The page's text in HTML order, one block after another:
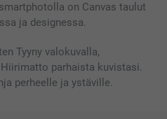
on Canvas taulut
ja designessa.
Tyyny valokuvalla,
parhaista kuvistasi.
perheelle ja ystäville.